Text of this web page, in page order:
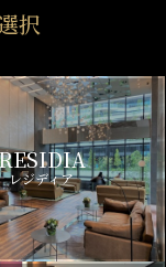
択
レジディア